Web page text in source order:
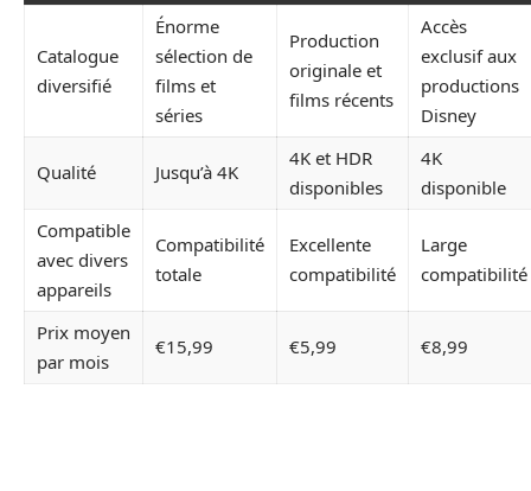
Catalogue
diversifié
Énorme
sélection de
films et
séries
Production
originale et
films récents
Accès
exclusif aux
productions
Disney
Qualité Jusqu’à 4K
4K et HDR
disponibles
4K
disponible
Compatible
avec divers
appareils
Compatibilité
totale
Excellente
compatibilité
Large
compatibilité
Prix moyen
par mois
€15,99 €5,99 €8,99